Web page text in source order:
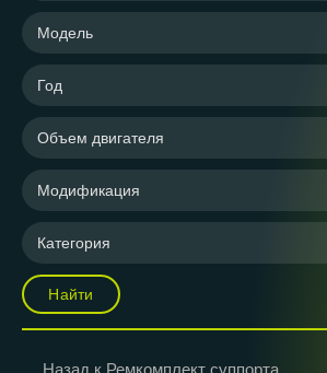
Модель
Год
Объем двигателя
Модификация
Категория
Найти